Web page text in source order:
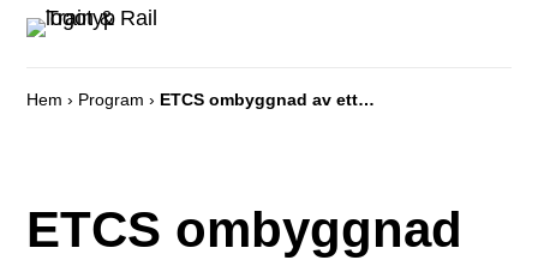
Hem › Program › ETCS ombyggnad av ett järnvägsfordon
ETCS ombyggnad